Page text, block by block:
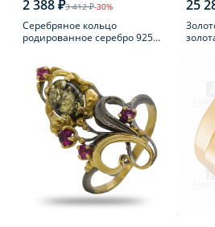
2 388 ₽3 412 ₽-30%
Серебряное кольцо
родированное серебро 925
25